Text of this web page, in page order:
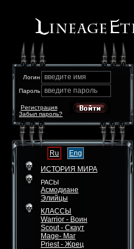
Логин введите имя
Пароль введите пароль
Забыл пароль?
Регистрация
Ru
Eng
ИСТОРИЯ МИРА
РАСЫ
Асмодиане
Элийцы
КЛАССЫ
Warrior - Воин
Scout - Скаут
Mage- Маг
Priest - Жрец